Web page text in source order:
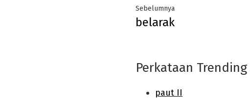
Post
navigation
SebelumnyaPrevious
post:
belarak
Perkataan Trending